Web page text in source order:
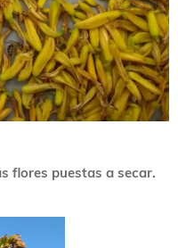
flores puestas a secar.